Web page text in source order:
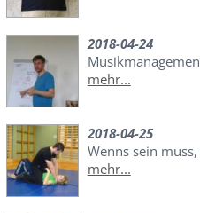
2018-04-24
mehr...
2018-04-25
Wenns sein
mehr...